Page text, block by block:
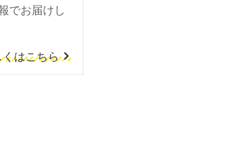
でお届けし
くはこちら